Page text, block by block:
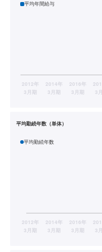
平均年間給与
平均勤続年数（単体）
平均勤続年数